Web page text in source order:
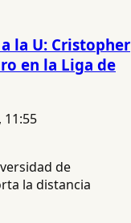
la U: Cristopher
en la Liga de
11:55